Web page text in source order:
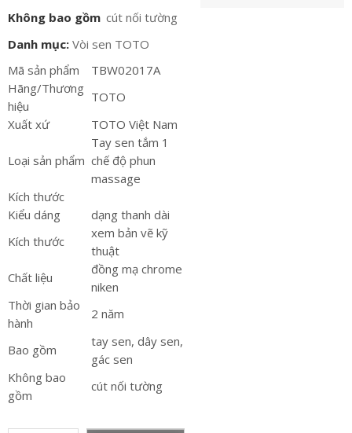
Không bao gồm cút nối tường
Danh mục: Vòi sen TOTO
Mã sản phẩm
TBW02017A
Hãng/Thương
hiệu
TOTO
Xuất xứ
TOTO Việt Nam
Loại sản phẩm
Tay sen tắm 1
chế độ phun
massage
Kích thước
Kiểu dáng
dạng thanh dài
Kích thước
xem bản vẽ kỹ
thuật
Chất liệu
đồng mạ chrome
niken
Thời gian bảo
hành
2 năm
Bao gồm
tay sen, dây sen,
gác sen
Không bao
gồm
cút nối tường